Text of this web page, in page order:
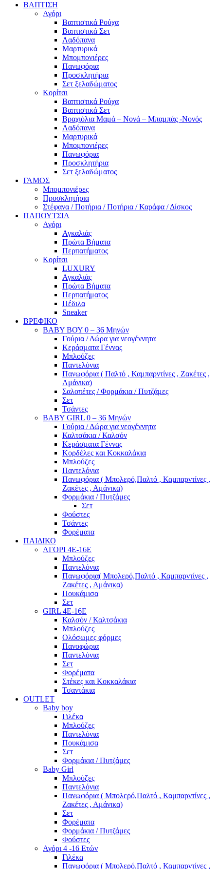
ΒΑΠΤΙΣΗ
Αγόρι
Βαπτιστικά Ρούχα
Βαπτιστικά Σετ
Λαδόπανα
Μαρτυρικά
Μπομπονιέρες
Πανωφόρια
Προσκλητήρια
Σετ ξελαδώματος
Κορίτσι
Βαπτιστικά Ρούχα
Βαπτιστικά Σετ
Βραχιόλια Μαμά – Νονά – Μπαμπάς -Νονός
Λαδόπανα
Μαρτυρικά
Μπομπονιέρες
Πανωφόρια
Προσκλητήρια
Σετ ξελαδώματος
ΓΑΜΟΣ
Μπομπονιέρες
Προσκλητήρια
Στέφανα / Ποτήρια / Ποτήρια / Καράφα / Δίσκος
ΠΑΠΟΥΤΣΙΑ
Αγόρι
Αγκαλιάς
Πρώτα Βήματα
Περπατήματος
Κορίτσι
LUXURY
Αγκαλιάς
Πρώτα Βήματα
Περπατήματος
Πέδιλα
Sneaker
ΒΡΕΦΙΚΟ
ΒΑΒΥ ΒΟΥ 0 – 36 Μηνών
Γούρια / Δώρα για νεογέννητα
Κεράσματα Γέννας
Μπλούζες
Παντελόνια
Πανωφόρια ( Παλτό , Καμπαρντίνες , Ζακέτες ,
Αμάνικα)
Σαλοπέτες / Φορμάκια / Πυτζάμες
Σετ
Τσάντες
BABY GIRL 0 – 36 Μηνών
Γούρια / Δώρα για νεογέννητα
Καλτσάκια / Καλσόν
Κεράσματα Γέννας
Κορδέλες και Κοκκαλάκια
Μπλούζες
Παντελόνια
Πανωφόρια ( Μπολερό,Παλτό , Καμπαρντίνες ,
Ζακέτες , Αμάνικα)
Φορμάκια / Πυτζάμες
Σετ
Φούστες
Τσάντες
Φορέματα
ΠΑΙΔΙΚΟ
ΑΓΟΡΙ 4Ε-16Ε
Μπλούζες
Παντελόνια
Πανωφόρια( Μπολερό,Παλτό , Καμπαρντίνες ,
Ζακέτες , Αμάνικα)
Πουκάμισα
Σετ
GIRL 4Ε-16Ε
Καλσόν / Καλτσάκια
Μπλούζες
Ολόσωμες φόρμες
Πανοφώρια
Παντελόνια
Σετ
Φορέματα
Στέκες και Κοκκαλάκια
Τσαντάκια
OUTLET
Baby boy
Γιλέκα
Μπλούζες
Παντελόνια
Πουκάμισα
Σετ
Φορμάκια / Πυτζάμες
Baby Girl
Μπλούζες
Παντελόνια
Πανωφόρια ( Μπολερό,Παλτό , Καμπαρντίνες ,
Ζακέτες , Αμάνικα)
Σετ
Φορέματα
Φορμάκια / Πυτζάμες
Φούστες
Αγόρι 4 -16 Ετών
Γιλέκα
Πανωφόρια ( Μπολερό,Παλτό , Καμπαρντίνες ,